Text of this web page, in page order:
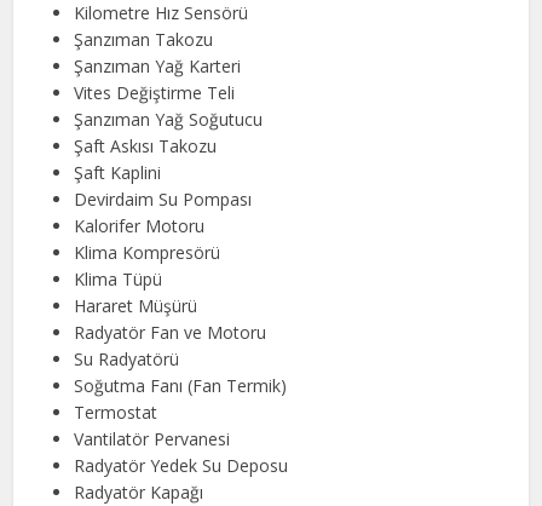
Kilometre Hız Sensörü
Şanzıman Takozu
Şanzıman Yağ Karteri
Vites Değiştirme Teli
Şanzıman Yağ Soğutucu
Şaft Askısı Takozu
Şaft Kaplini
Devirdaim Su Pompası
Kalorifer Motoru
Klima Kompresörü
Klima Tüpü
Hararet Müşürü
Radyatör Fan ve Motoru
Su Radyatörü
Soğutma Fanı (Fan Termik)
Termostat
Vantilatör Pervanesi
Radyatör Yedek Su Deposu
Radyatör Kapağı